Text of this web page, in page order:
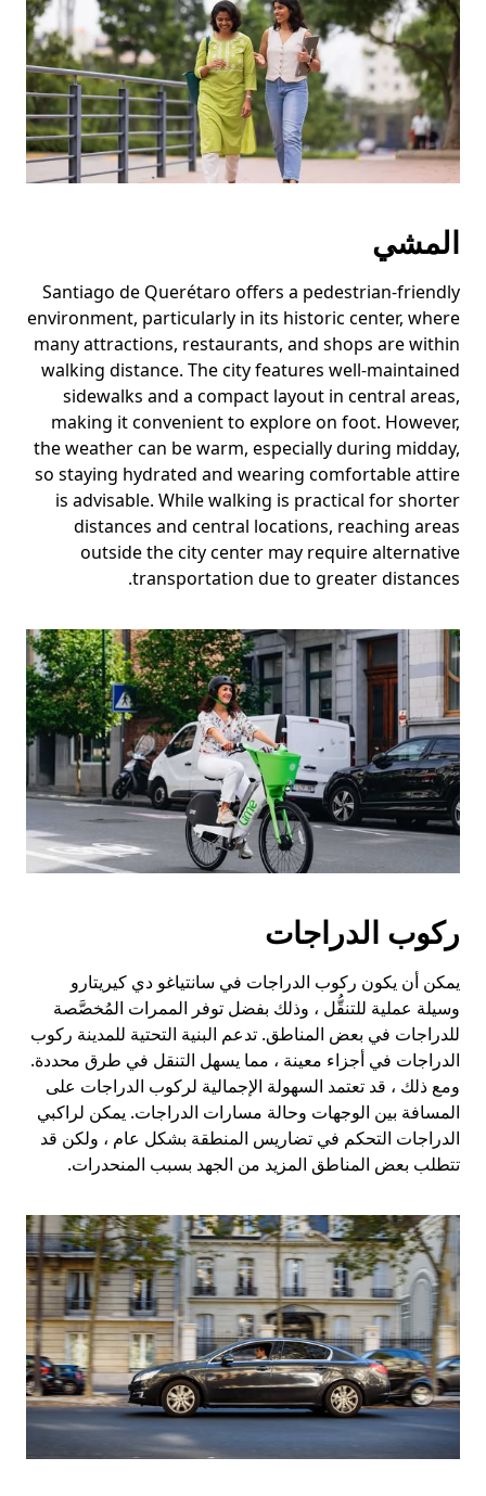
لإغلاق
التقويم.
المشي
Santiago de Querétaro offers a pedestrian-friendly
environment, particularly in its historic center, where
many attractions, restaurants, and shops are within
walking distance. The city features well-maintained
sidewalks and a compact layout in central areas,
making it convenient to explore on foot. However,
the weather can be warm, especially during midday,
so staying hydrated and wearing comfortable attire
is advisable. While walking is practical for shorter
distances and central locations, reaching areas
outside the city center may require alternative
transportation due to greater distances.
ركوب الدراجات
يمكن أن يكون ركوب الدراجات في سانتياغو دي كيريتارو
وسيلة عملية للتنقُّل ، وذلك بفضل توفر الممرات المُخصَّصة
للدراجات في بعض المناطق. تدعم البنية التحتية للمدينة ركوب
الدراجات في أجزاء معينة ، مما يسهل التنقل في طرق محددة.
ومع ذلك ، قد تعتمد السهولة الإجمالية لركوب الدراجات على
المسافة بين الوجهات وحالة مسارات الدراجات. يمكن لراكبي
الدراجات التحكم في تضاريس المنطقة بشكل عام ، ولكن قد
تتطلب بعض المناطق المزيد من الجهد بسبب المنحدرات.